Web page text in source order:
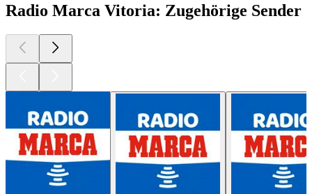
Radio Marca Vitoria: Zugehörige Sender